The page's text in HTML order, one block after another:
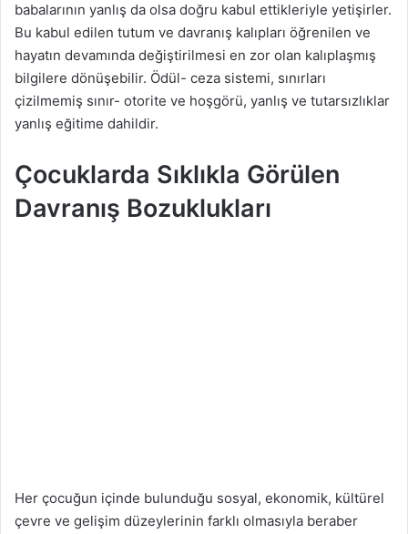
babalarının yanlış da olsa doğru kabul ettikleriyle yetişirler.
Bu kabul edilen tutum ve davranış kalıpları öğrenilen ve
hayatın devamında değiştirilmesi en zor olan kalıplaşmış
bilgilere dönüşebilir. Ödül- ceza sistemi, sınırları
çizilmemiş sınır- otorite ve hoşgörü, yanlış ve tutarsızlıklar
yanlış eğitime dahildir.
Çocuklarda Sıklıkla Görülen
Davranış Bozuklukları
Her çocuğun içinde bulunduğu sosyal, ekonomik, kültürel
çevre ve gelişim düzeylerinin farklı olmasıyla beraber